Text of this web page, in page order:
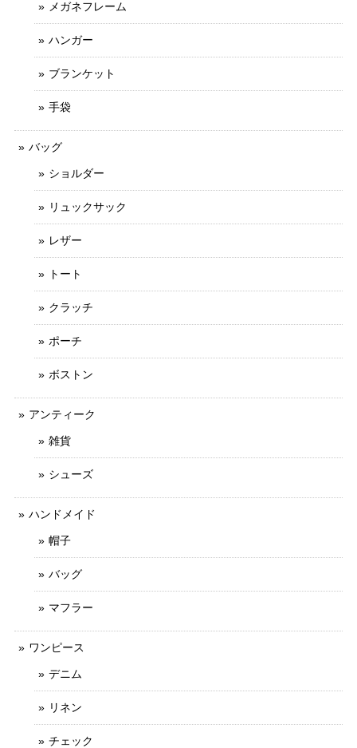
メガネフレーム
ハンガー
ブランケット
手袋
バッグ
ショルダー
リュックサック
レザー
トート
クラッチ
ポーチ
ボストン
アンティーク
雑貨
シューズ
ハンドメイド
帽子
バッグ
マフラー
ワンピース
デニム
リネン
チェック